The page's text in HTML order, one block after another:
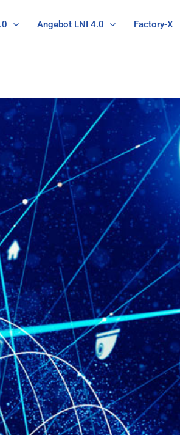
Angebot LNI 4.0 Factory-X